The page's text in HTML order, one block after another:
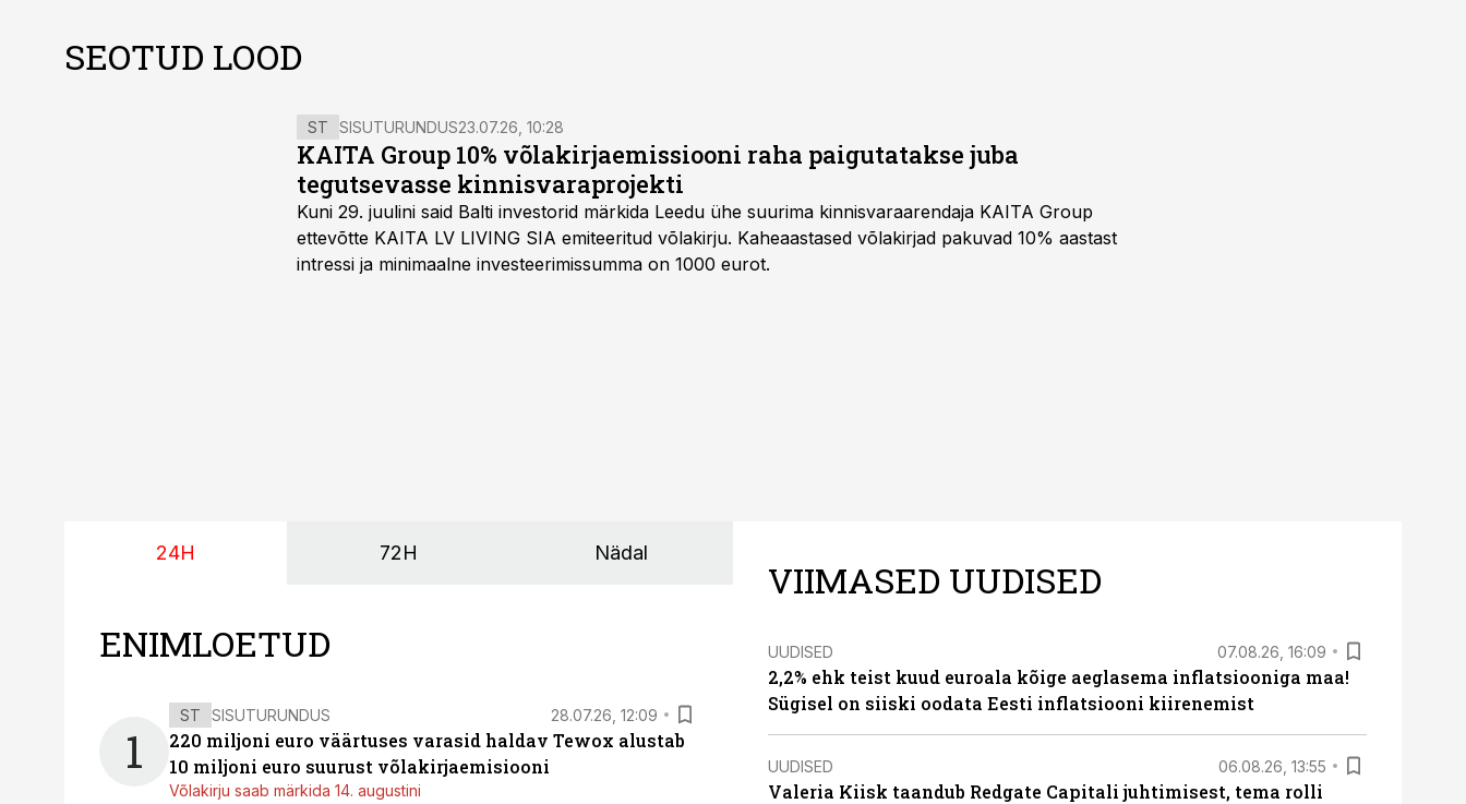
SEOTUD LOOD
ST SISUTURUNDUS23.07.26, 10:28
KAITA Group 10% võlakirjaemissiooni raha paigutatakse juba
tegutsevasse kinnisvaraprojekti
Kuni 29. juulini said Balti investorid märkida Leedu ühe suurima kinnisvaraarendaja KAITA Group
ettevõtte KAITA LV LIVING SIA emiteeritud võlakirju. Kaheaastased võlakirjad pakuvad 10% aastast
intressi ja minimaalne investeerimissumma on 1000 eurot.
24H 72H Nädal
ENIMLOETUD
1
ST SISUTURUNDUS 28.07.26, 12:09
220 miljoni euro väärtuses varasid haldav Tewox alustab
10 miljoni euro suurust võlakirjaemisiooni
Võlakirju saab märkida 14. augustini
VIIMASED UUDISED
UUDISED 07.08.26, 16:09
2,2% ehk teist kuud euroala kõige aeglasema inflatsiooniga maa!
Sügisel on siiski oodata Eesti inflatsiooni kiirenemist
UUDISED 06.08.26, 13:55
Valeria Kiisk taandub Redgate Capitali juhtimisest, tema rolli